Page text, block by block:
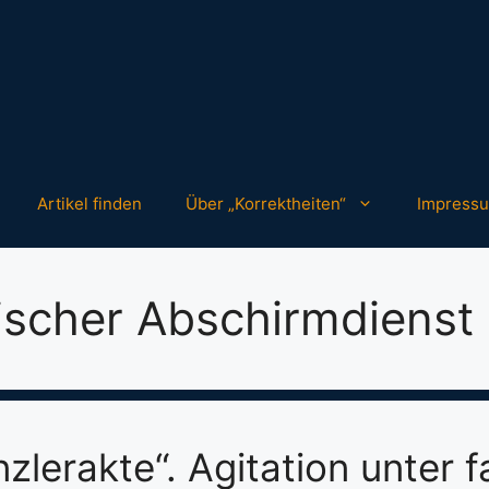
Artikel finden Über „Korrektheiten“
Abschirmdienst
Agitation unter